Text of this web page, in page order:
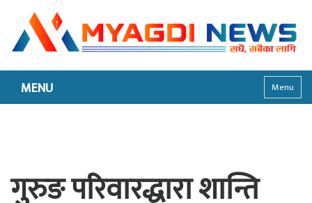
MENU Menu
गुरुङ परिवारद्धारा शान्ति